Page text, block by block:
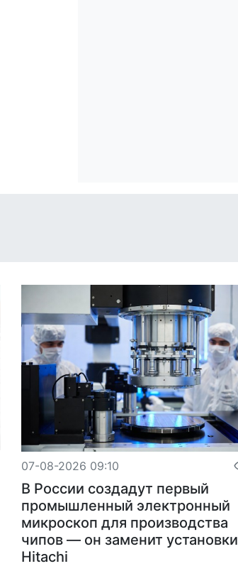
07-08-2026 09:10
В России создадут первый
промышленный электронный
микроскоп для производства
чипов — он заменит установки
Hitachi